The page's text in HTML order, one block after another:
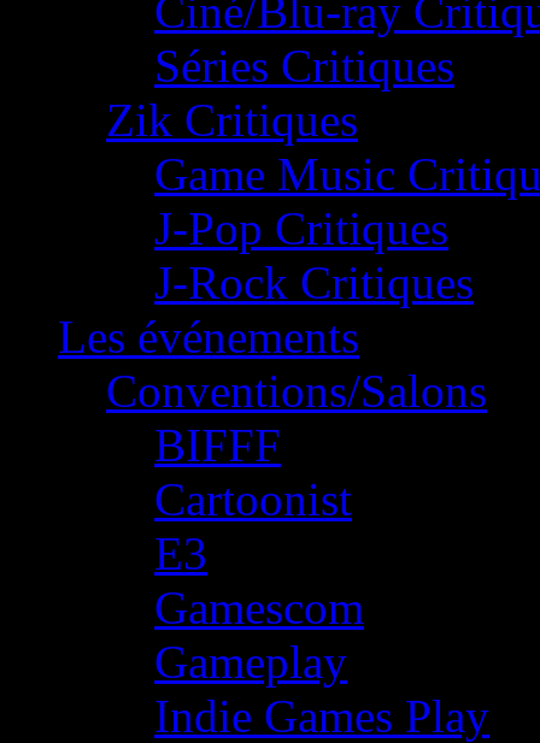
Ciné/Blu-ray
Séries Critiques
Zik Critiques
Game Music
J-Pop Critiques
J-Rock Critiques
Les événements
Conventions/Salons
BIFFF
Cartoonist
E3
Gamescom
Gameplay
Indie Games Play